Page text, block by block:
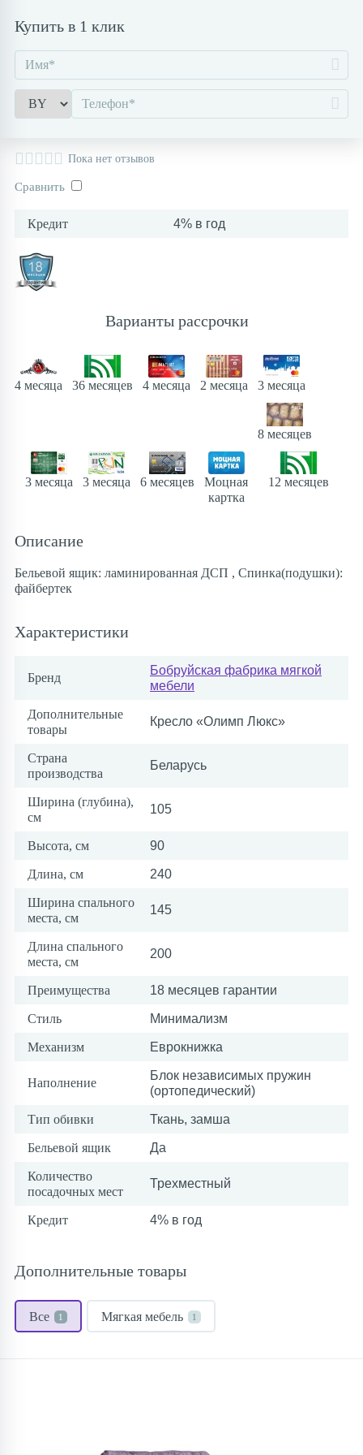
Контакты
Купить в 1 клик
Пока нет отзывов
Сравнить
Кредит 4% в год
Варианты рассрочки
4 месяца 36 месяцев 4 месяца 2 месяца 3 месяца
8 месяцев
3 месяца 3 месяца 6 месяцев
Моцная
картка
12 месяцев
Описание
Бельевой ящик: ламинированная ДСП , Спинка(подушки):
файбертек
Характеристики
Бренд
Бобруйская фабрика мягкой
мебели
Дополнительные
товары
Кресло «Олимп Люкс»
Страна
производства
Беларусь
Ширина (глубина),
см
105
Высота, см 90
Длина, см 240
Ширина спального
места, см
145
Длина спального
места, см
200
Преимущества 18 месяцев гарантии
Стиль Минимализм
Механизм Еврокнижка
Наполнение
Блок независимых пружин
(ортопедический)
Тип обивки Ткань, замша
Бельевой ящик Да
Количество
посадочных мест
Трехместный
Кредит 4% в год
Дополнительные товары
Все 1 Мягкая мебель 1